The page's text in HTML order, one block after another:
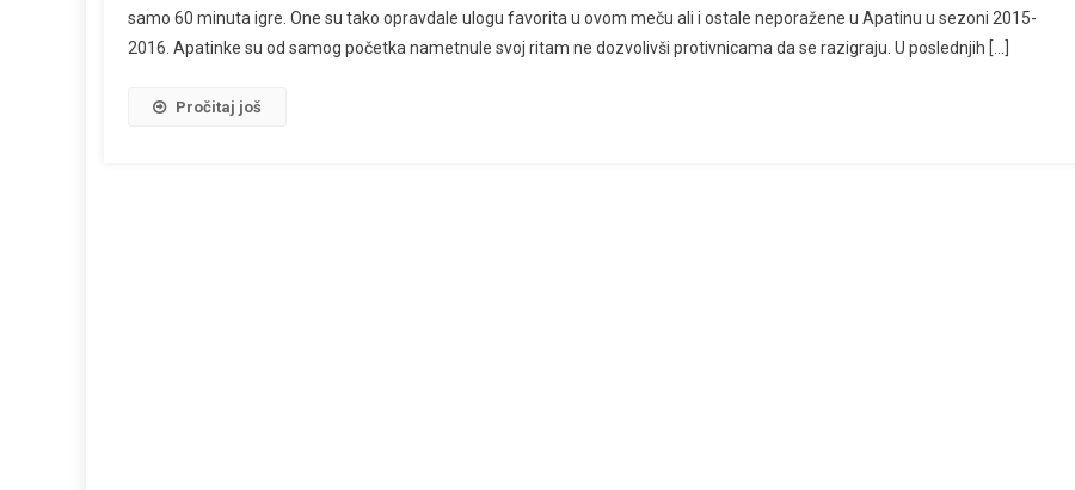
samo 60 minuta igre. One su tako opravdale ulogu favorita u ovom meču ali i ostale neporažene u Apatinu u sezoni 2015-
2016. Apatinke su od samog početka nametnule svoj ritam ne dozvolivši protivnicama da se razigraju. U poslednjih […]
Pročitaj još